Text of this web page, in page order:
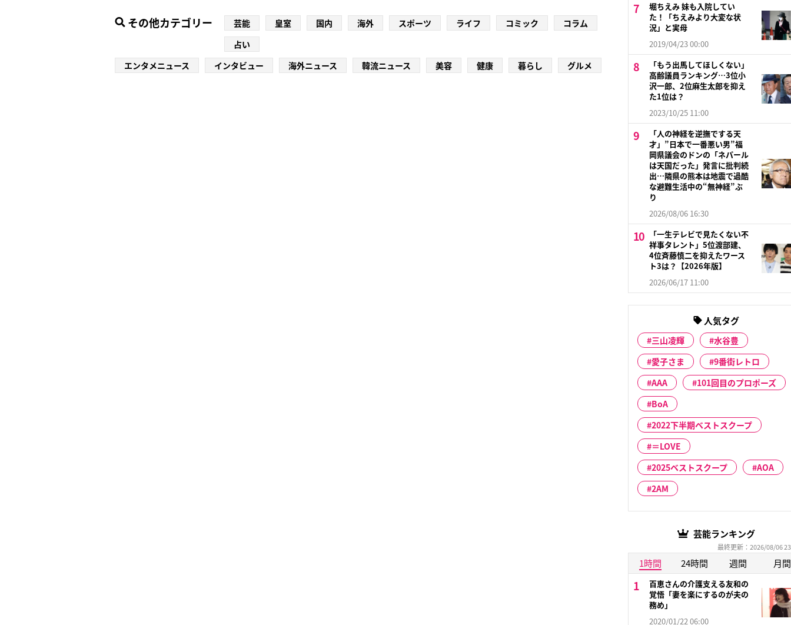
その他カテゴリー 芸能 皇室 国内 海外 スポーツ ライフ コミック
コラム
占い
エンタメニュース
インタビュー 海外ニュース 韓流ニュース 美容 健康 暮らし グルメ
堀ちえみ 妹も入院してい
た！「ちえみより大変な状
況」と実母
2019/04/23 00:00
「もう出馬してほしくない」
高齢議員ランキング…3位小
沢一郎、2位麻生太郎を抑え
た1位は？
2023/10/25 11:00
「人の神経を逆撫でする天
才」”日本で一番悪い男”福
岡県議会のドンの「ネパール
は天国だった」発言に批判続
出…隣県の熊本は地震で過酷
な避難生活中の“無神経”ぶ
り
2026/08/06 16:30
「一生テレビで見たくない不
祥事タレント」5位渡部建、
4位斉藤慎二を抑えたワース
ト3は？【2026年版】
2026/06/17 11:00
人気タグ
三山凌輝
水谷豊
愛子さま
9番街レトロ
AAA
101回目のプロポーズ
BoA
2022下半期ベストスクープ
＝LOVE
2025ベストスクープ
AOA
2AM
芸能ランキング
最終更新：2026/08/06
1時間 24時間 週間 月間
百恵さんの介護支える友和の
覚悟「妻を楽にするのが夫の
務め」
2020/01/22 06:00